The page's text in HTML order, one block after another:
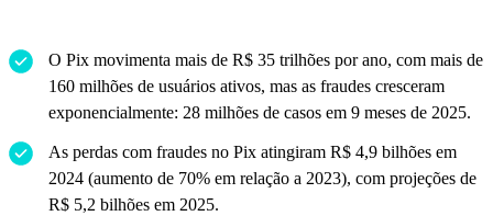
O Pix movimenta mais de R$ 35 trilhões por ano, com mais de
160 milhões de usuários ativos, mas as fraudes cresceram
exponencialmente: 28 milhões de casos em 9 meses de 2025.
As perdas com fraudes no Pix atingiram R$ 4,9 bilhões em
2024 (aumento de 70% em relação a 2023), com projeções de
R$ 5,2 bilhões em 2025.